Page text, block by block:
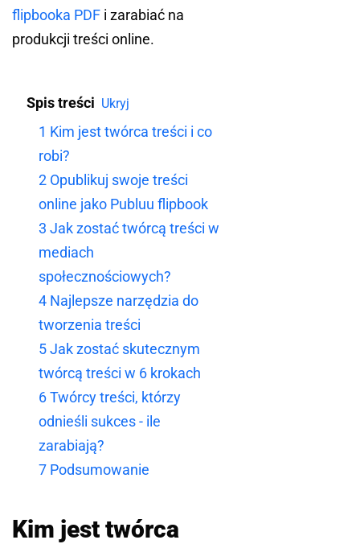
flipbooka PDF i zarabiać na
produkcji treści online.
Spis treści Ukryj
1 Kim jest twórca treści i co
robi?
2 Opublikuj swoje treści
online jako Publuu flipbook
3 Jak zostać twórcą treści w
mediach
społecznościowych?
4 Najlepsze narzędzia do
tworzenia treści
5Jak zostać skutecznym
twórcą treści w 6 krokach
6Twórcy treści, którzy
odnieśli sukces - ile
zarabiają?
7 Podsumowanie
Kim jest twórca